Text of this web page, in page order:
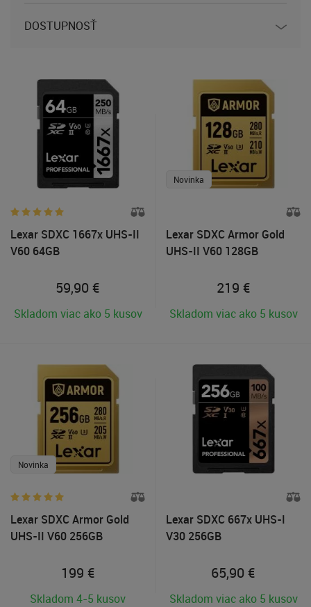
DOSTUPNOSŤ
Lexar SDXC 1667x UHS-II
V60 64GB
59,90 €
Skladom viac ako 5 kusov
Novinka
Lexar SDXC Armor Gold
UHS-II V60 128GB
219 €
Skladom viac ako 5 kusov
Novinka
Lexar SDXC Armor Gold
UHS-II V60 256GB
199 €
Skladom 4-5 kusov
Lexar SDXC 667x UHS-I
V30 256GB
65,90 €
Skladom viac ako 5 kusov